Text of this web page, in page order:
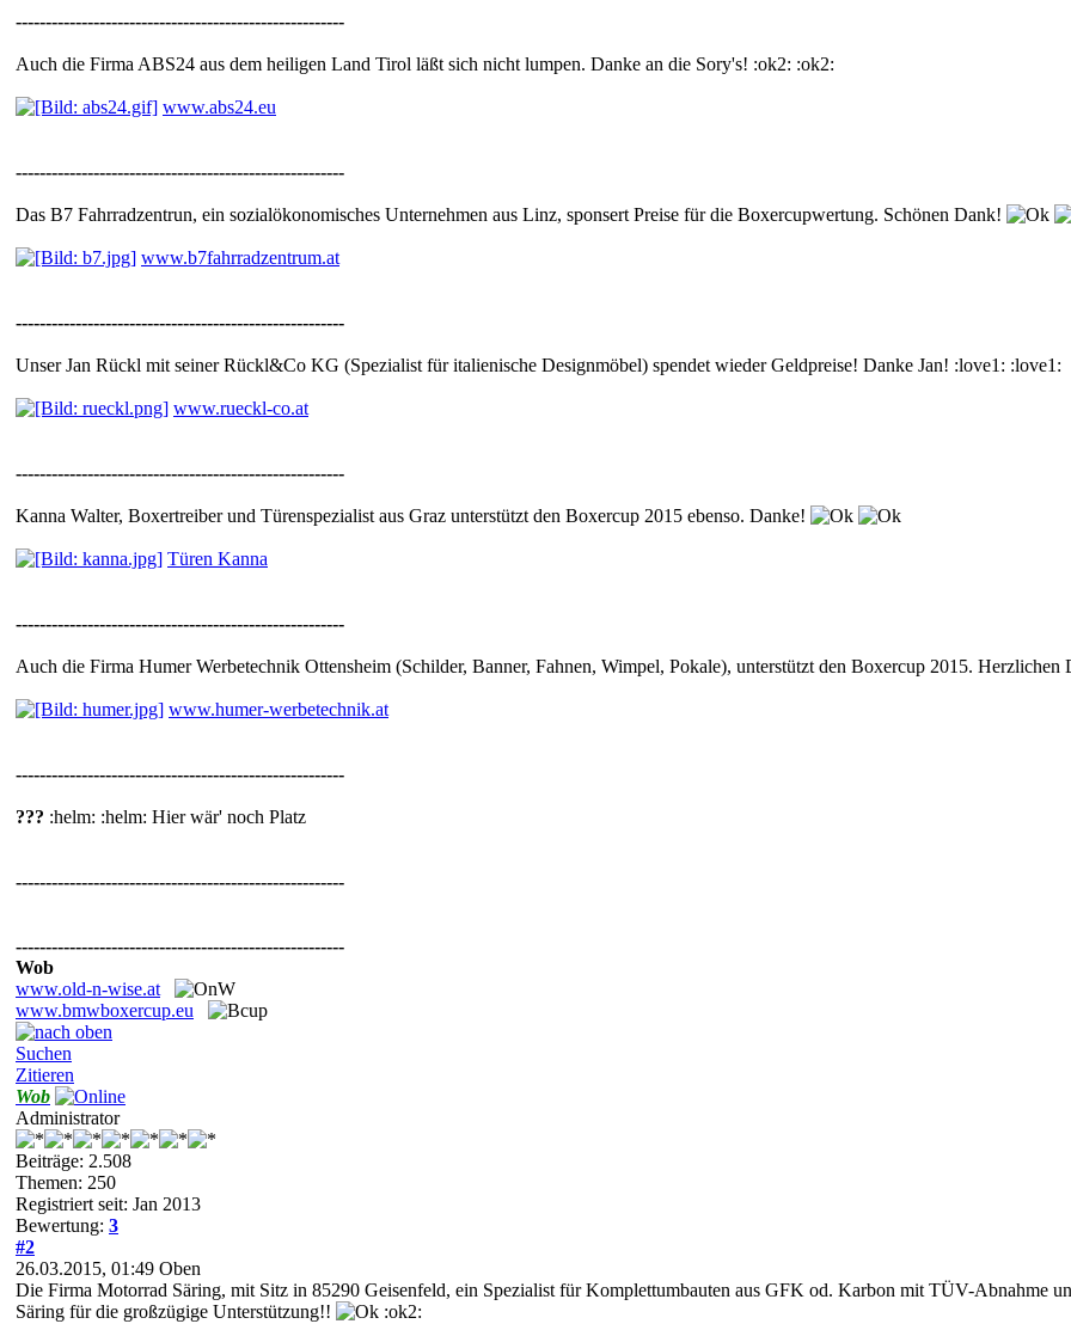
-------------------------------------------------------
Auch die Firma ABS24 aus dem heiligen Land Tirol läßt sich nicht lumpen. Danke an die Sory's! :ok2: :ok2:
www.abs24.eu
-------------------------------------------------------
Das B7 Fahrradzentrun, ein sozialökonomisches Unternehmen aus Linz, sponsert Preise für die Boxercupwertung. Schönen Dank!
www.b7fahrradzentrum.at
-------------------------------------------------------
Unser Jan Rückl mit seiner Rückl&Co KG (Spezialist für italienische Designmöbel) spendet wieder Geldpreise! Danke Jan! :love1: :love1:
www.rueckl-co.at
-------------------------------------------------------
Kanna Walter, Boxertreiber und Türenspezialist aus Graz unterstützt den Boxercup 2015 ebenso. Danke!
Türen Kanna
-------------------------------------------------------
Auch die Firma Humer Werbetechnik Ottensheim (Schilder, Banner, Fahnen, Wimpel, Pokale), unterstützt den Boxercup 2015. Herzlichen
www.humer-werbetechnik.at
-------------------------------------------------------
??? :helm: :helm: Hier wär' noch Platz
-------------------------------------------------------
-------------------------------------------------------
Wob
www.old-n-wise.at
www.bmwboxercup.eu
Suchen
Zitieren
Wob
Administrator
Beiträge: 2.508
Themen: 250
Registriert seit: Jan 2013
Bewertung: 3
#2
26.03.2015, 01:49 Oben
Die Firma Motorrad Säring, mit Sitz in 85290 Geisenfeld, ein Spezialist für Komplettumbauten aus GFK od. Karbon mit TÜV-Abnahme
Säring für die großzügige Unterstützung!!
:ok2: